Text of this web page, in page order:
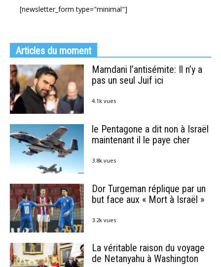
[newsletter_form type="minimal"]
Articles du moment
Mamdani l’antisémite: Il n’y a
pas un seul Juif ici
4.1k vues
le Pentagone a dit non à Israël
maintenant il le paye cher
3.8k vues
Dor Turgeman réplique par un
but face aux « Mort à Israël »
3.2k vues
La véritable raison du voyage
de Netanyahu à Washington